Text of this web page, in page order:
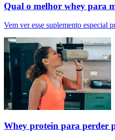
Qual o melhor whey para
Vem ver esse suplemento especial
Whey protein para perder